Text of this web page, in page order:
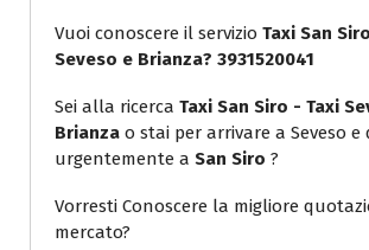
Vuoi conoscere il servizio Taxi San
Seveso e Brianza? 3931520041
Sei alla ricerca Taxi San Siro - Taxi
Brianza o stai per arrivare a Seveso e
urgentemente a San Siro ?
Vorresti Conoscere la migliore
mercato?